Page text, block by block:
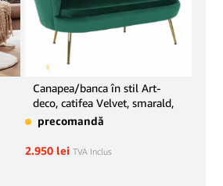
Canapea/banca în stil Art-
deco, catifea Velvet, smarald,
NOBLIN
precomandă
2.950 lei TVA Inclus